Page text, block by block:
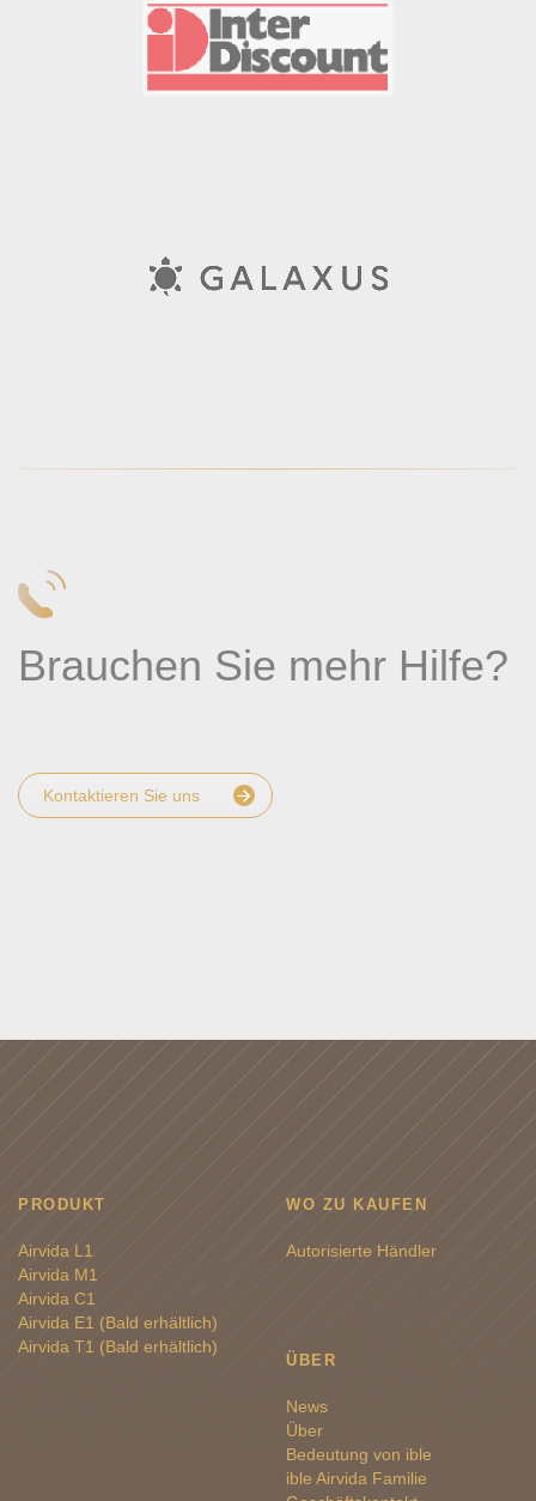
Brauchen Sie mehr Hilfe?
Kontaktieren Sie uns
PRODUKT
Airvida L1
Airvida M1
Airvida C1
Airvida E1 (Bald erhältlich)
Airvida T1 (Bald erhältlich)
WO ZU KAUFEN
Autorisierte Händler
ÜBER
News
Über
Bedeutung von ible
ible Airvida Familie